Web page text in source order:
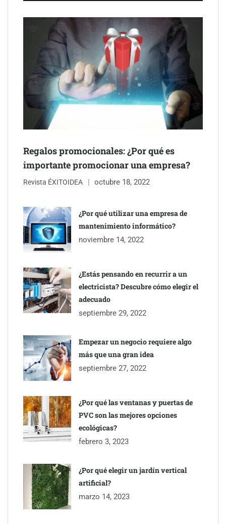
NOVA: innovación y diseño que transforman espacios de la
mano de Tormo Franquicias
impermeabilización de las viviendas antes de las vacaciones
Servimudanzas supera las 3.000 reseñas con 4,8 estrellas en
mudanzas en Barcelona
Regalos promocionales: ¿Por qué es
importante promocionar una empresa?
Revista ÉXITOIDEA octubre 18, 2022
¿Por qué utilizar una empresa de
mantenimiento informático?
noviembre 14, 2022
¿Estás pensando en recurrir a un
electricista? Descubre cómo elegir el
adecuado
septiembre 29, 2022
Empezar un negocio requiere algo
más que una gran idea
septiembre 27, 2022
¿Por qué las ventanas y puertas de
PVC son las mejores opciones
ecológicas?
febrero 3, 2023
¿Por qué elegir un jardín vertical
artificial?
marzo 14, 2023